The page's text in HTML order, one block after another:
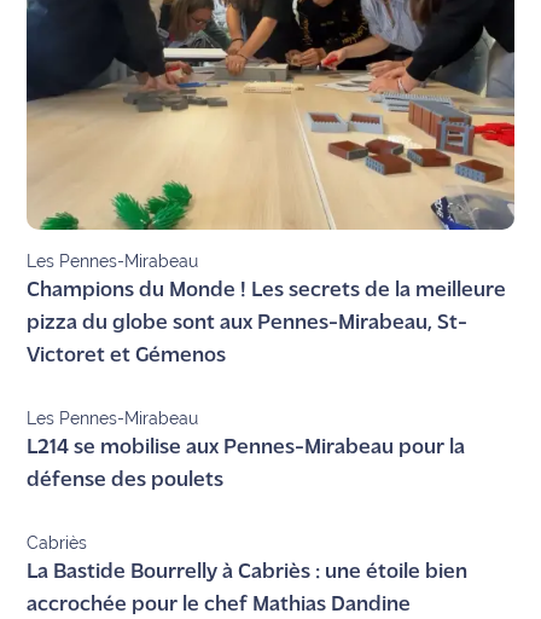
Les Pennes-Mirabeau
Champions du Monde ! Les secrets de la meilleure
pizza du globe sont aux Pennes-Mirabeau, St-
Victoret et Gémenos
Les Pennes-Mirabeau
L214 se mobilise aux Pennes-Mirabeau pour la
défense des poulets
Cabriès
La Bastide Bourrelly à Cabriès : une étoile bien
accrochée pour le chef Mathias Dandine